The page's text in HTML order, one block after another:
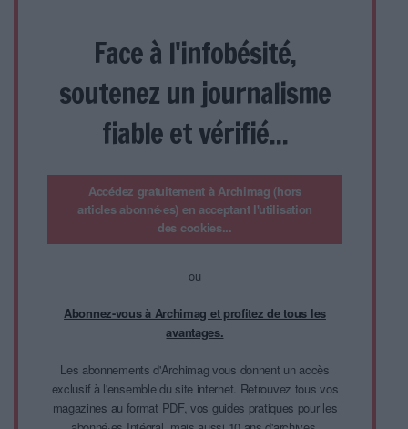
Face à l'infobésité,
soutenez un journalisme
fiable et vérifié...
Accédez gratuitement à Archimag (hors
articles abonné·es) en acceptant l'utilisation
des cookies...
ou
Abonnez-vous à Archimag et profitez de tous les
avantages.
Les abonnements d'Archimag vous donnent un accès
exclusif à l'ensemble du site internet. Retrouvez tous vos
magazines au format PDF, vos guides pratiques pour les